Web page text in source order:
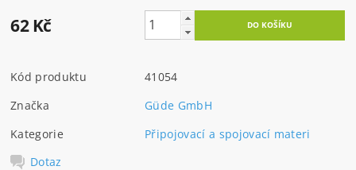
62 Kč
Kód produktu
41054
Značka
Güde GmbH
Kategorie
Připojovací a spojovací materi
Dotaz